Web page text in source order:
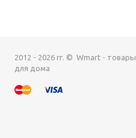
2012 - 2026 гг. © Wmart - товары
для дома